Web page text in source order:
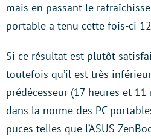
mais en passant le
portable a tenu cette fois-ci
Si ce résultat est plutôt
toutefois qu’il est très
prédécesseur (17 heures et
dans la norme des PC
puces telles que l’ASUS